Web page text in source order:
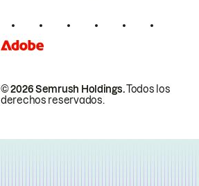
© 2026 Semrush Holdings.Todos los
derechos reservados.